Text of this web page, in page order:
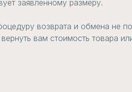
заявленному размеру.
возврата и обмена не
вам стоимость товара